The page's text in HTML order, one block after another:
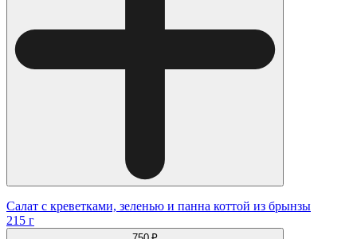
Салат с креветками, зеленью и панна коттой из брынзы
215 г